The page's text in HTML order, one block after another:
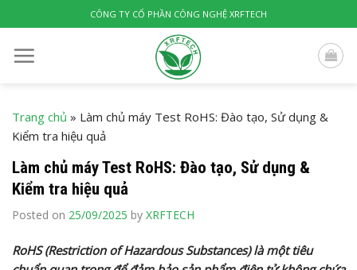
to
content
CÔNG TY CỔ PHẦN CÔNG NGHỆ XRFTECH
Trang chủ » Làm chủ máy Test RoHS: Đào tạo, Sử dụng &
Kiểm tra hiệu quả
Làm chủ máy Test RoHS: Đào tạo, Sử dụng &
Kiểm tra hiệu quả
Posted on 25/09/2025 by XRFTECH
RoHS (Restriction of Hazardous Substances) là một tiêu